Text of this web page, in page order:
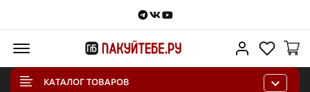
Telegram
VKontakte
Youtube
Личный
КАТАЛОГ ТОВАРОВ